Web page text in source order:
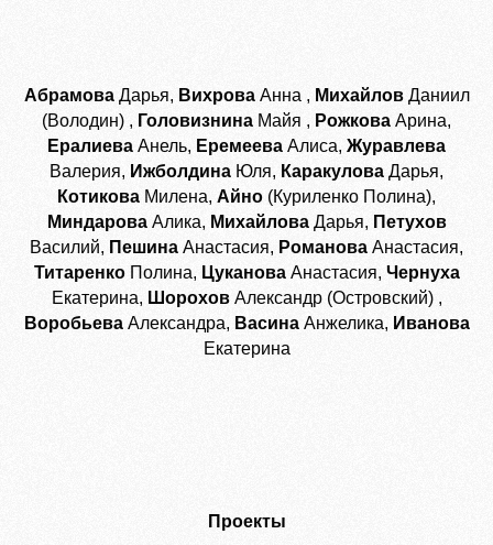
АбрамоваДарья, ВихроваАнна , МихайловДаниил
(Володин) , Головизнина Майя , Рожкова Арина,
Ералиева Анель, Еремеева Алиса, Журавлева
Валерия, Ижболдина Юля, Каракулова Дарья,
Котикова Милена, Айно (Куриленко Полина),
МиндароваАлика, МихайловаДарья, Петухов
Василий, Пешина Анастасия, Романова Анастасия,
ТитаренкоПолина, ЦукановаАнастасия, Чернуха
Екатерина, ШороховАлександр (Островский) ,
ВоробьеваАлександра, ВасинаАнжелика, Иванова
Екатерина
Проекты